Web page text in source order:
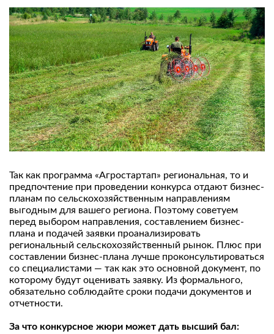
Так как программа «Агростартап» региональная, то и
предпочтение при проведении конкурса отдают бизнес-
планам по сельскохозяйственным направлениям
выгодным для вашего региона. Поэтому советуем
перед выбором направления, составлением бизнес-
плана и подачей заявки проанализировать
региональный сельскохозяйственный рынок. Плюс при
составлении бизнес-плана лучше проконсультироваться
со специалистами — так как это основной документ, по
которому будут оценивать заявку. Из формального,
обязательно соблюдайте сроки подачи документов и
отчетности.
За что конкурсное жюри может дать высший бал: